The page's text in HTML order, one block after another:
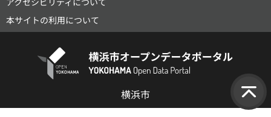
本サイトの利用について
横浜市